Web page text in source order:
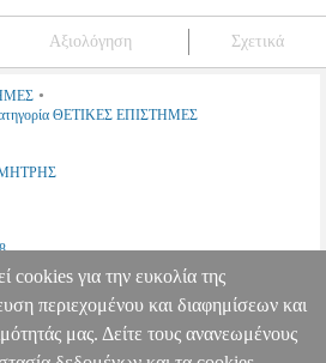
Αξιολόγηση Σχετικά
•
ΘΕΤΙΚΕΣ ΕΠΙΣΤΗΜΕΣ
μηχανισμοί.
BKS.0953545 ΚΟΥΡΤΗΣ
cookies για την ευκολία της
περιεχομένου και διαφημίσεων και
μας. Δείτε τους ανανεωμένους